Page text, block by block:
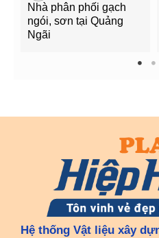
Nhà phân phối gạch
ngói, sơn tại Quảng
Ngãi
1 2
Hệ thống Vật liệu xây